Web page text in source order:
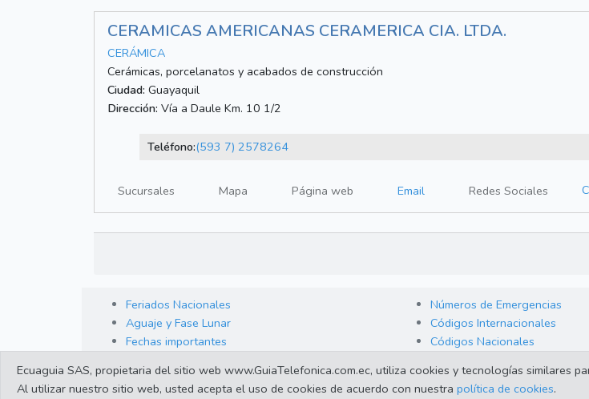
CERAMICAS AMERICANAS CERAMERICA CIA. LTDA.
CERÁMICA
Cerámicas, porcelanatos y acabados de construcción
Ciudad: Guayaquil
Dirección: Vía a Daule Km. 10 1/2
Teléfono:(593 7) 2578264
Sucursales Mapa Página web Email Redes Sociales
Feriados Nacionales
Aguaje y Fase Lunar
Fechas importantes
Números de Emergencias
Códigos Internacionales
Códigos Nacionales
Ecuaguia SAS, propietaria del sitio web www.GuiaTelefonica.com.ec, utiliza cookies y tecnologías similares
Al utilizar nuestro sitio web, usted acepta el uso de cookies de acuerdo con nuestra política de cookies.